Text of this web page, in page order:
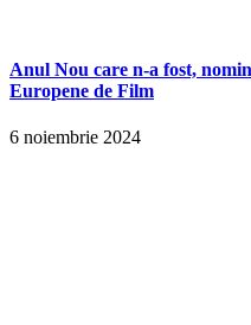
Anul Nou care n-a fost,
Europene de Film
6 noiembrie 2024